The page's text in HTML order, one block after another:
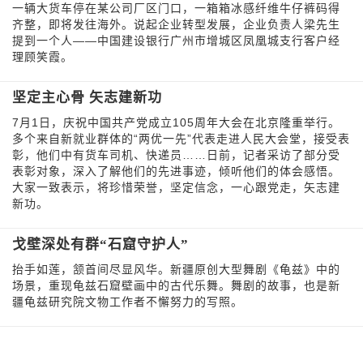
一辆大货车停在某公司厂区门口，一箱箱冰感纤维牛仔裤码得
齐整，即将发往海外。说起企业转型发展，企业负责人梁先生
提到一个人——中国建设银行广州市增城区凤凰城支行客户经
理顾笑霞。
坚定主心骨 矢志建新功
7月1日，庆祝中国共产党成立105周年大会在北京隆重举行。
多个来自新就业群体的“两优一先”代表走进人民大会堂，接受表
彰，他们中有货车司机、快递员……日前，记者采访了部分受
表彰对象，深入了解他们的先进事迹，倾听他们的体会感悟。
大家一致表示，将珍惜荣誉，坚定信念，一心跟党走，矢志建
新功。
戈壁深处有群“石窟守护人”
抬手如莲，颔首间尽显风华。新疆原创大型舞剧《龟兹》中的
场景，重现龟兹石窟壁画中的古代乐舞。舞剧的故事，也是新
疆龟兹研究院文物工作者不懈努力的写照。